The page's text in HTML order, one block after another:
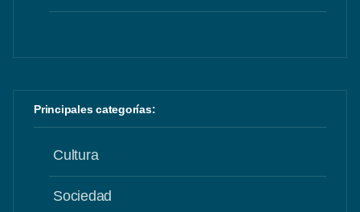
Principales categorías:
Cultura
Sociedad